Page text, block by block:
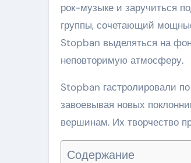
рок-музыке и заручиться
группы, сочетающий
Stopban выделяться на
неповторимую атмосферу.
Stopban гастролировали
завоевывая новых
вершинам. Их творчество
Содержание